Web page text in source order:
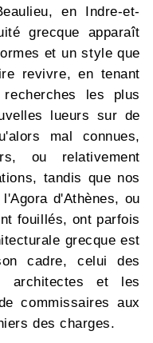
en Indre-et-
grecque apparaît
et un style que
revivre, en tenant
les plus
lueurs sur de
mal connues,
ou relativement
tandis que nos
d'Athènes, ou
fouillés, ont parfois
grecque est
cadre, celui des
architectes et les
commissaires aux
des charges.